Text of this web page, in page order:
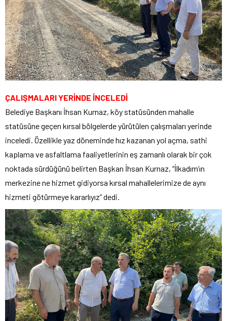
ÇALIŞMALARI YERİNDE İNCELEDİ
Belediye Başkanı İhsan Kurnaz, köy statüsünden mahalle
statüsüne geçen kırsal bölgelerde yürütülen çalışmaları yerinde
inceledi. Özellikle yaz döneminde hız kazanan yol açma, sathi
kaplama ve asfaltlama faaliyetlerinin eş zamanlı olarak bir çok
noktada sürdüğünü belirten Başkan İhsan Kurnaz, “İlkadım’ın
merkezine ne hizmet gidiyorsa kırsal mahallelerimize de aynı
hizmeti götürmeye kararlıyız” dedi.